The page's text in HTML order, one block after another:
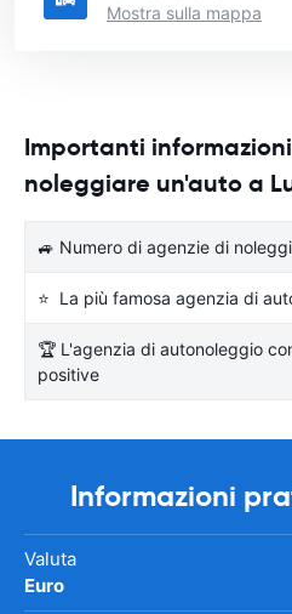
Mostra sulla mappa
Importanti
noleggiare un'auto a
🚙 Numero di agenzie di
⭐ La più famosa agenzia di
🏆 L'agenzia di autonoleggio
positive
Informazioni
Valuta
Euro